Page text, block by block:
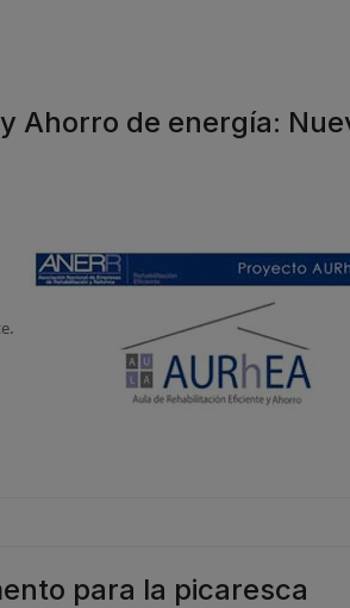
Ahorro de energía:
para la picaresca